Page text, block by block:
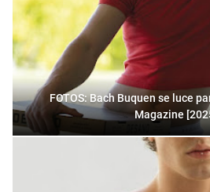
FOTOS: Bach Buquen se luce
Magazine